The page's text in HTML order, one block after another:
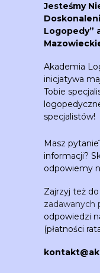
Jesteśmy
Logopedy”
Akademia
inicjatywa
Tobie
specjalistów!
Masz
informacji?
odpowiemy
Zajrzyj też
zadawanych
odpowiedzi
(płatności